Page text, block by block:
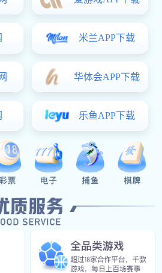
构协会铝门窗幕墙分会举行
程、设计推荐”
评选活动(以下简
活动现场
今已连续举办20年，推荐出行
质的工程。
润新材
在AL-Survey权威评选上，
金有限公司荣获